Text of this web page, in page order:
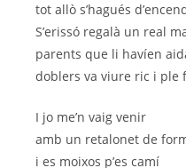
tot allò s’hagués
S’erissó regalà un real
parents que li havíen
doblers va viure ric i ple
I jo me’n vaig venir
amb un retalonet de
i es moixos p’es camí